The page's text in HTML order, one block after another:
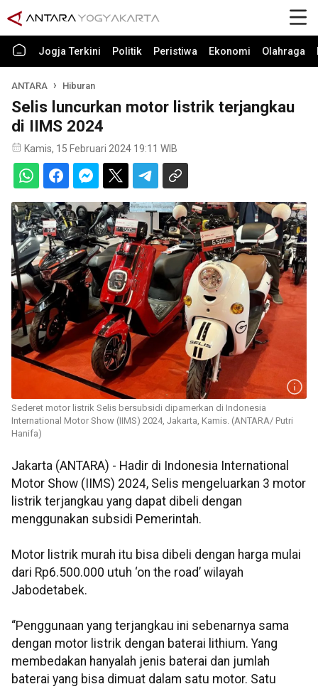
Jogja Terkini Politik Peristiwa Ekonomi Olahraga
ANTARA Hiburan
Selis luncurkan motor listrik terjangkau
di IIMS 2024
Kamis, 15 Februari 2024 19:11 WIB
Sederet motor listrik Selis bersubsidi dipamerkan di Indonesia
International Motor Show (IIMS) 2024, Jakarta, Kamis. (ANTARA/ Putri
Hanifa)
Jakarta (ANTARA) - Hadir di Indonesia International
Motor Show (IIMS) 2024, Selis mengeluarkan 3 motor
listrik terjangkau yang dapat dibeli dengan
menggunakan subsidi Pemerintah.
Motor listrik murah itu bisa dibeli dengan harga mulai
dari Rp6.500.000 utuh ‘on the road’ wilayah
Jabodetabek.
“Penggunaan yang terjangkau ini sebenarnya sama
dengan motor listrik dengan baterai lithium. Yang
membedakan hanyalah jenis baterai dan jumlah
baterai yang bisa dimuat dalam satu motor. Satu